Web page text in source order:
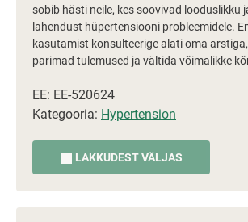
sobib hästi neile, kes soovivad looduslikku
lahendust hüpertensiooni probleemidele.
kasutamist konsulteerige alati oma
parimad tulemused ja vältida võimalikke
EE: EE-520624
Kategooria: Hypertension
LAKKUDEST VÄLJAS